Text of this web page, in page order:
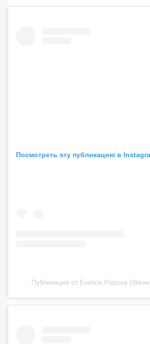
Посмотреть эту публикацию в
Публикация от Evelina Popova